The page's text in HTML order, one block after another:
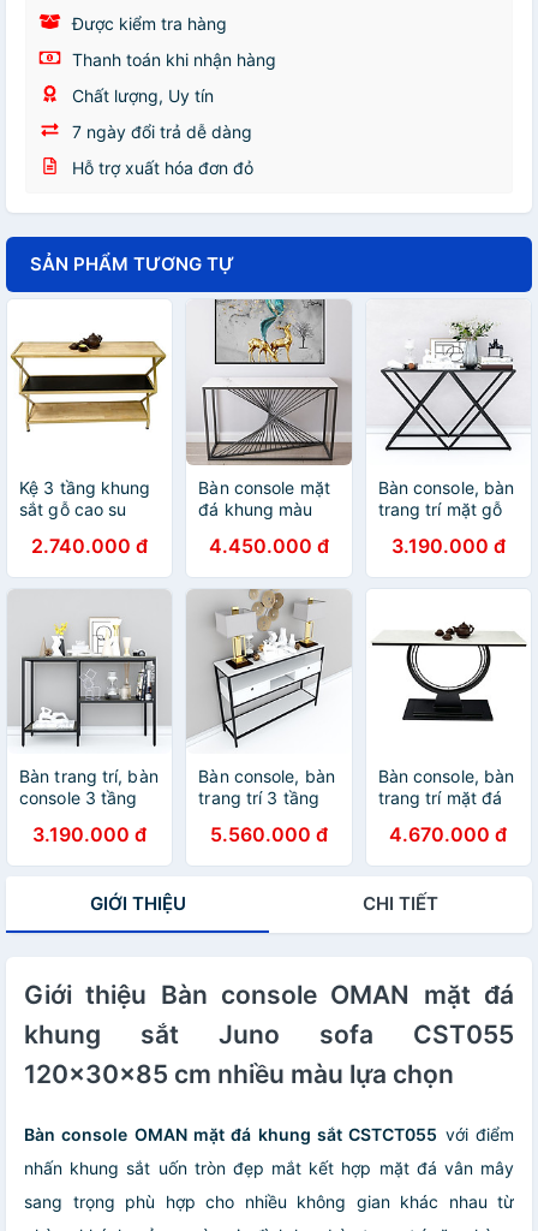
Được kiểm tra hàng
Thanh toán khi nhận hàng
Chất lượng, Uy tín
7 ngày đổi trả dễ dàng
Hỗ trợ xuất hóa đơn đỏ
SẢN PHẨM TƯƠNG TỰ
Kệ 3 tầng khung
sắt gỗ cao su
KS68124
120x30x78 cm
2.740.000 đ
Bàn console mặt
đá khung màu
CSTCT001120x30x85
cm nhiều màu lựa
chọn
4.450.000 đ
Bàn console, bàn
trang trí mặt gỗ
Xconcept Juno
sofa CSTCT007
120x30x76 cm
3.190.000 đ
Bàn trang trí, bàn
console 3 tầng
độc đáo Juno
sofa CST012
3.190.000 đ
Bàn console, bàn
trang trí 3 tầng
Juno sofa
CSTCT015
5.560.000 đ
Bàn console, bàn
trang trí mặt đá
Juno sofa
CSTCT020
nhiều màu lựa
4.670.000 đ
GIỚI THIỆU CHI TIẾT
Giới thiệu Bàn console OMAN mặt đá
khung sắt Juno sofa CST055
120x30x85 cm nhiều màu lựa chọn
Bàn console OMAN mặt đá khung sắt CSTCT055 với điểm
nhấn khung sắt uốn tròn đẹp mắt kết hợp mặt đá vân mây
sang trọng phù hợp cho nhiều không gian khác nhau từ